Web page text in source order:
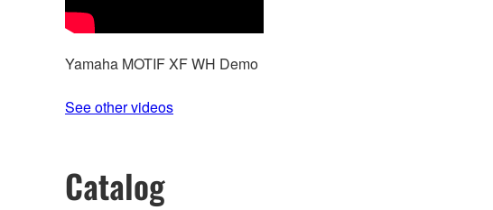
Yamaha MOTIF XF WH Demo
See other videos
Catalog